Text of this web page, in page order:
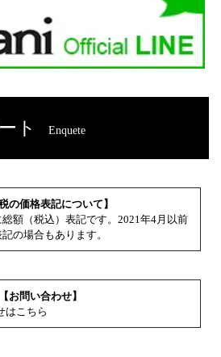
ト Enquete
の価格表記について】
額（税込）表記です。2021年4月以前
の場合もあります。
【お問い合わせ】
はこちら